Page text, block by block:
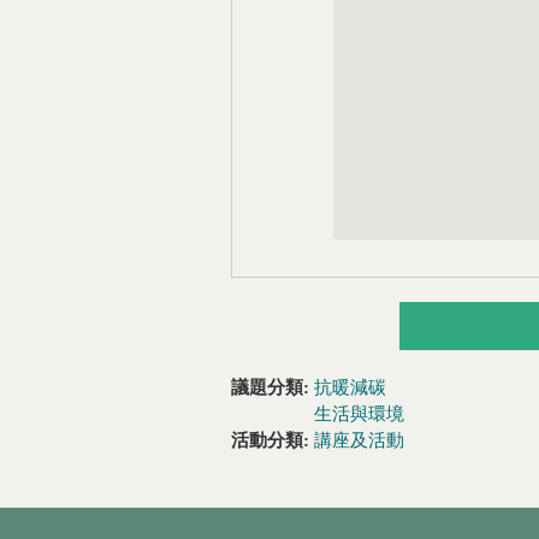
議題分類: 抗暖減碳
生活與環境
活動分類: 講座及活動